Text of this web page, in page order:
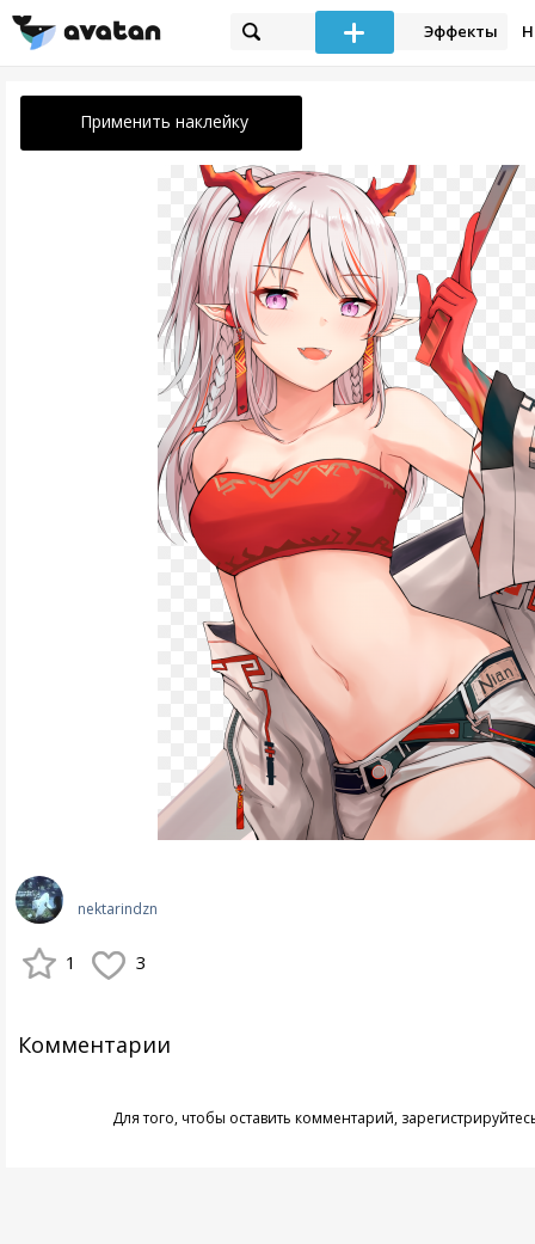
Эффекты
Применить наклейку
nektarindzn
1 3
Комментарии
Для того, чтобы оставить комментарий,